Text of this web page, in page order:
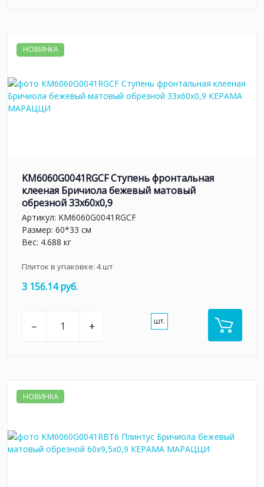
НОВИНКА
KM6060G0041RGCF Ступень фронтальная
клееная Бричиола бежевый матовый
обрезной 33x60x0,9
Артикул: KM6060G0041RGCF
Размер: 60*33 см
Вес: 4.688 кг
Плиток в упаковке: 4шт
3 156.14 руб.
– + шт.
НОВИНКА